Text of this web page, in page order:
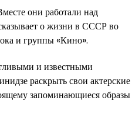
они работали над
о жизни в СССР во
и группы «Кино».
и известными
раскрыть свои актерские
запоминающиеся образы